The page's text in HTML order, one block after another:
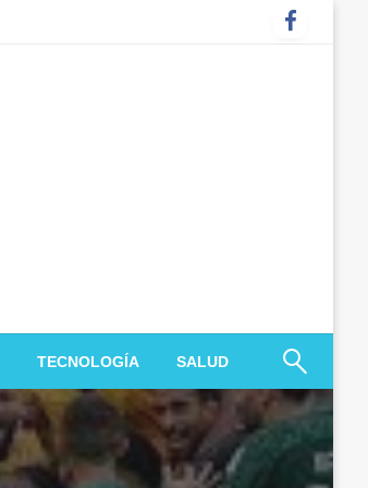
TECNOLOGÍA SALUD